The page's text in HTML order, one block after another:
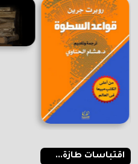
اقتباسات طازة...